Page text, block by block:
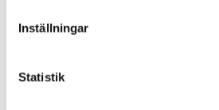
Inställningar
Statistik
Kock